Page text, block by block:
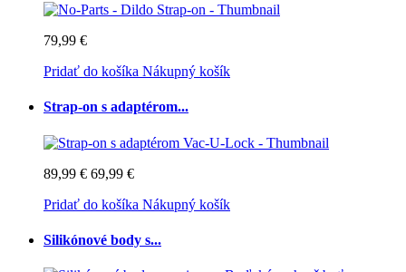
79,99 €
Pridať do košíka Nákupný košík
Strap-on s adaptérom...
89,99 € 69,99 €
Pridať do košíka Nákupný košík
Silikónové body s...